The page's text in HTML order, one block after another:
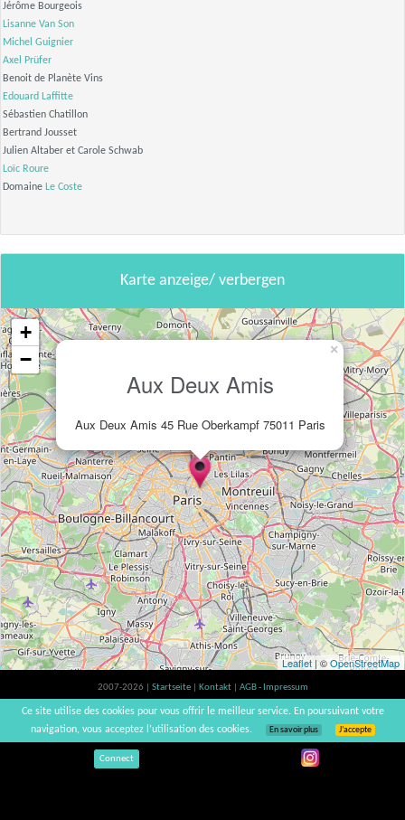
Jérôme Bourgeois
Lisanne Van Son
Michel Guignier
Axel Prüfer
Benoit de Planète Vins
Edouard Laffitte
Sébastien Chatillon
Bertrand Jousset
Julien Altaber et Carole Schwab
Loïc Roure
Domaine Le Coste
Karte anzeige/ verbergen
Aux Deux Amis
Aux Deux Amis 45 Rue Oberkampf 75011 Paris
×
+
−
Leaflet | ©OpenStreetMap
2007-2026 | Startseite Kontakt
AGB - Impressum
Der Verzehr von Alkohol ist gesundheitsschädlich, Verzehr in Maßen empfohlen |
vinsnaturels | v3.12
Connect
Ce site utilise des cookies pour vous offrir le meilleur service. En poursuivant votre
navigation, vous acceptez l’utilisation des cookies.
En savoir plus J’accepte